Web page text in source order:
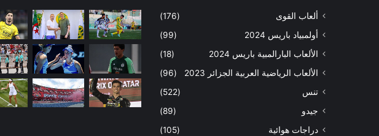
ألعاب القوى
(176)
أولمبياد باريس 2024
(99)
الألعاب البارالمبية باريس 2024
(18)
الألعاب الرياضية العربية الجزائر 2023
(96)
تنس
(522)
جيدو
(89)
دراجات هوائية
(105)